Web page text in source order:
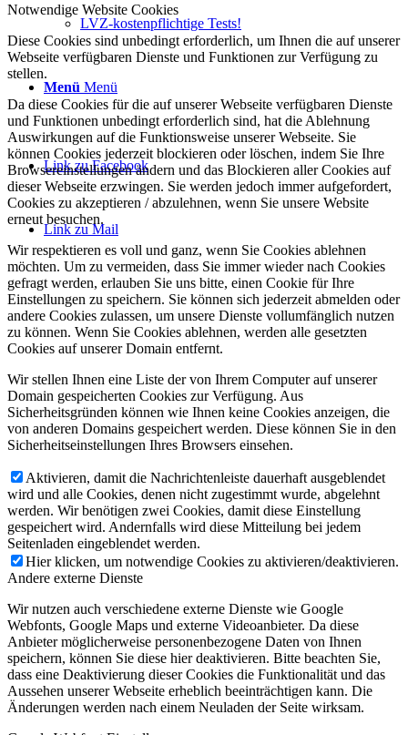
LVZ-kostenpflichtige Tests!
Menü Menü
Link zu Facebook
Link zu Mail
Notwendige Website Cookies
Diese Cookies sind unbedingt erforderlich, um Ihnen die auf unserer
Webseite verfügbaren Dienste und Funktionen zur Verfügung zu
stellen.
Da diese Cookies für die auf unserer Webseite verfügbaren Dienste
und Funktionen unbedingt erforderlich sind, hat die Ablehnung
Auswirkungen auf die Funktionsweise unserer Webseite. Sie
können Cookies jederzeit blockieren oder löschen, indem Sie Ihre
Browsereinstellungen ändern und das Blockieren aller Cookies auf
dieser Webseite erzwingen. Sie werden jedoch immer aufgefordert,
Cookies zu akzeptieren / abzulehnen, wenn Sie unsere Website
erneut besuchen.
Wir respektieren es voll und ganz, wenn Sie Cookies ablehnen
möchten. Um zu vermeiden, dass Sie immer wieder nach Cookies
gefragt werden, erlauben Sie uns bitte, einen Cookie für Ihre
Einstellungen zu speichern. Sie können sich jederzeit abmelden oder
andere Cookies zulassen, um unsere Dienste vollumfänglich nutzen
zu können. Wenn Sie Cookies ablehnen, werden alle gesetzten
Cookies auf unserer Domain entfernt.
Wir stellen Ihnen eine Liste der von Ihrem Computer auf unserer
Domain gespeicherten Cookies zur Verfügung. Aus
Sicherheitsgründen können wie Ihnen keine Cookies anzeigen, die
von anderen Domains gespeichert werden. Diese können Sie in den
Sicherheitseinstellungen Ihres Browsers einsehen.
Aktivieren, damit die Nachrichtenleiste dauerhaft ausgeblendet
wird und alle Cookies, denen nicht zugestimmt wurde, abgelehnt
werden. Wir benötigen zwei Cookies, damit diese Einstellung
gespeichert wird. Andernfalls wird diese Mitteilung bei jedem
Seitenladen eingeblendet werden.
Hier klicken, um notwendige Cookies zu aktivieren/deaktivieren.
Andere externe Dienste
Wir nutzen auch verschiedene externe Dienste wie Google
Webfonts, Google Maps und externe Videoanbieter. Da diese
Anbieter möglicherweise personenbezogene Daten von Ihnen
speichern, können Sie diese hier deaktivieren. Bitte beachten Sie,
dass eine Deaktivierung dieser Cookies die Funktionalität und das
Aussehen unserer Webseite erheblich beeinträchtigen kann. Die
Änderungen werden nach einem Neuladen der Seite wirksam.